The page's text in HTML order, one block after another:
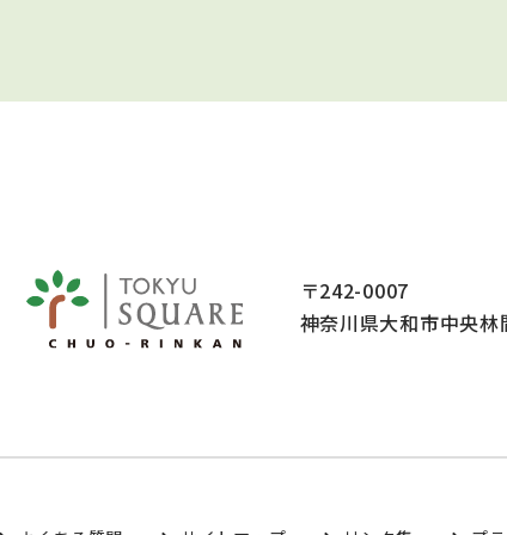
〒242-0007
神奈川県大和市中央